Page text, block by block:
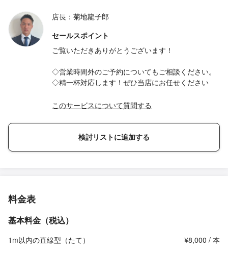
店長：菊地龍子郎
セールスポイント
ご覧いただきありがとうございます！
◇営業時間外のご予約についてもご相談ください。
◇精一杯対応します！ぜひ当店にお任せください
このサービスについて質問する
検討リストに追加する
料金表
基本料金（税込）
1m以内の直線型（たて）
¥8,000 / 本